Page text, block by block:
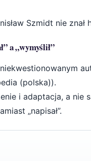
Szmidt nie
a „wymyślił”
(polska)).
i adaptacja, a nie
„napisał”.